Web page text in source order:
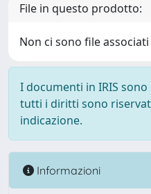
File in questo prodotto:
Non ci sono file
I documenti in IRIS
tutti i diritti sono
indicazione.
Informazioni